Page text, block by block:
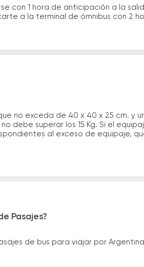
con 1 hora de anticipación a la
a la terminal de ómnibus con 2
no exceda de 40 x 40 x 25 cm. y
debe superar los 15 Kg. Si el
al exceso de equipaje,
Pasajes?
de bus para viajar por